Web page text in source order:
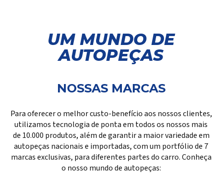
UM MUNDO DE
AUTOPEÇAS
NOSSAS MARCAS
Para oferecer o melhor custo-benefício aos nossos clientes,
utilizamos tecnologia de ponta em todos os nossos mais
de 10.000 produtos, além de garantir a maior variedade em
autopeças nacionais e importadas, com um portfólio de 7
marcas exclusivas, para diferentes partes do carro. Conheça
o nosso mundo de autopeças: